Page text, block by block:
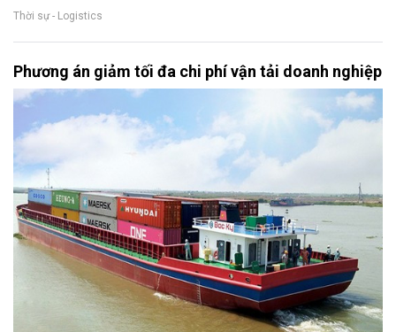
Thời sự - Logistics
Phương án giảm tối đa chi phí vận tải doanh nghiệp